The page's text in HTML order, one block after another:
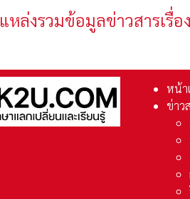
แหล่งรวมข้อมูลข่าวสารเรื่
หน้า
ข่าว